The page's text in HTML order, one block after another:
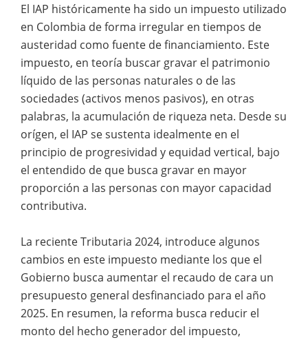
El IAP históricamente ha sido un impuesto utilizado
en Colombia de forma irregular en tiempos de
austeridad como fuente de financiamiento. Este
impuesto, en teoría buscar gravar el patrimonio
líquido de las personas naturales o de las
sociedades (activos menos pasivos), en otras
palabras, la acumulación de riqueza neta. Desde su
orígen, el IAP se sustenta idealmente en el
principio de progresividad y equidad vertical, bajo
el entendido de que busca gravar en mayor
proporción a las personas con mayor capacidad
contributiva.
La reciente Tributaria 2024, introduce algunos
cambios en este impuesto mediante los que el
Gobierno busca aumentar el recaudo de cara un
presupuesto general desfinanciado para el año
2025. En resumen, la reforma busca reducir el
monto del hecho generador del impuesto,